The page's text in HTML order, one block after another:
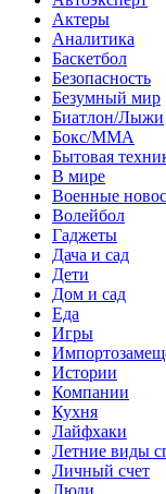
Актеры
Аналитика
Баскетбол
Безопасность
Безумный мир
Биатлон/Лыжи
Бокс/MMA
Бытовая
В мире
Военные
Волейбол
Гаджеты
Дача и сад
Дети
Дом и сад
Еда
Игры
Истории
Компании
Кухня
Лайфхаки
Летние виды
Личный счет
Люди